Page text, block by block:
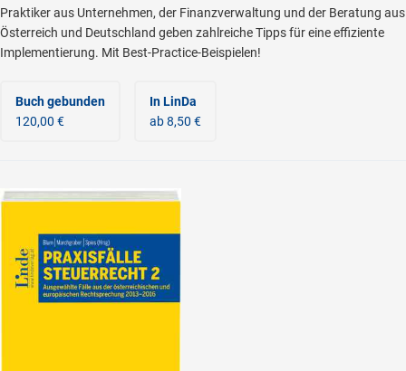
Praktiker aus Unternehmen, der Finanzverwaltung und der Beratung aus
Österreich und Deutschland geben zahlreiche Tipps für eine effiziente
Implementierung. Mit Best-Practice-Beispielen!
Buch gebunden
120,00 €
In LinDa
ab 8,50 €